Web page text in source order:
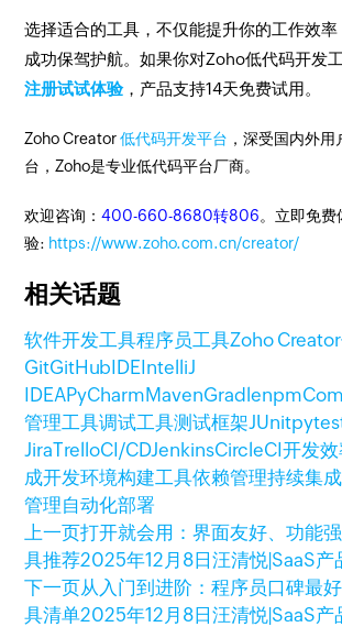
选择适合的工具，不仅能提升你的工作效
成功保驾护航。如果你对Zoho低代码开发
注册试试体验，产品支持14天免费试用。
Zoho Creator低代码开发平台 ，深受国内外
台，Zoho是专业低代码平台厂商。
欢迎咨询：400-660-8680转806。立即免费
验: https://www.zoho.com.cn/creator/
相关话题
软件开发工具程序员工具Zoho Creator
GitGitHub IDE IntelliJ
IDEAPyCharmMavenGradlenpm
管理工具调试工具测试框架JUnit
JiraTrelloCI/CDJenkinsCircleCI开发
成开发环境构建工具依赖管理持续集成
管理自动化部署
上一页打开就会用：界面友好、功能
具推荐2025年12月8日汪清悦|SaaS产
下一页从入门到进阶：程序员口碑最
具清单2025年12月8日汪清悦|SaaS产